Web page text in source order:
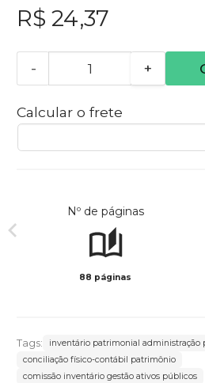
R$ 24,37
- +
Calcular o frete
Nº de páginas
88 páginas
Tags:
inventário patrimonial administração
conciliação físico-contábil patrimônio
comissão inventário gestão ativos públicos